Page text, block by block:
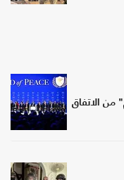
من الاتفاق